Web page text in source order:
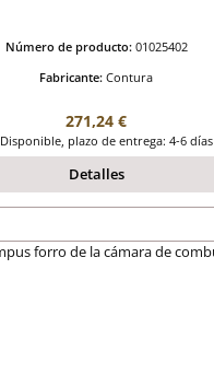
Número de producto: 01025402
Fabricante: Contura
Precio normal:
271,24 €
Disponible, plazo de entrega: 4-6 días
Detalles